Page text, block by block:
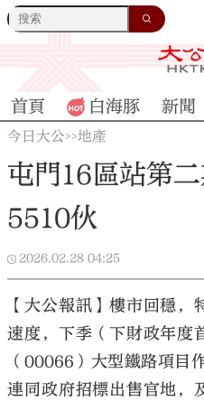
首頁 白海豚 新聞
今日大公>>地產
屯門16區站第
5510伙
2026.02.28 04:25
【大公報訊】樓市回穩
速度，下季（下財政年度
（00066）大型鐵路項目
連同政府招標出售官地，